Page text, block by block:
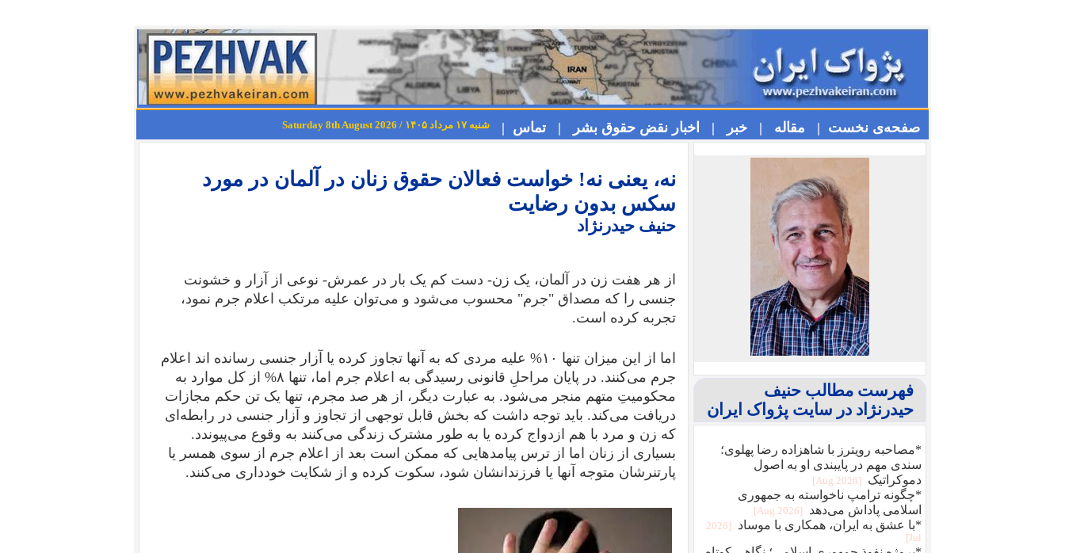
صفحه‌ی نخست | مقاله | خبر | اخبار نقض حقوق بشر | تماس | شنبه ۱۷ مرداد ۱۴۰۵ / Saturday 8th August 2026
نه، یعنی نه! خواست فعالان حقوق زنان در آلمان در مورد
سکس بدون رضایت
حنیف حیدرنژاد
از هر هفت زن در آلمان، یک زن- دست کم یک بار در عمرش- نوعی از آزار و خشونت
جنسی را که مصداق "جرم" محسوب می‌شود و می‌توان علیه مرتکب اعلام جرم نمود،
تجربه کرده است.
اما از این میزان تنها ۱۰% علیه مردی که به آنها تجاوز کرده یا آزار جنسی رسانده اند اعلام
جرم می‌کنند. در پایان مراحلِ قانونی رسیدگی به اعلام جرم اما، تنها ۸% از کل موارد به
محکومیتِ متهم منجر می‌شود. به عبارت دیگر، از هر صد مجرم، تنها یک تن حکم مجازات
دریافت می‌کند. باید توجه داشت که بخش قابل توجهی از تجاوز و آزار جنسی در رابطه‌ای
که زن و مرد با هم ازدواج کرده یا به طور مشترک زندگی می‌کنند به وقوع می‌پیوندد.
بسیاری از زنان اما از ترس پیامدهایی که ممکن است بعد از اعلام جرم از سوی همسر یا
پارتنرشان متوجه آنها یا فرزندانشان شود، سکوت کرده و از شکایت خودداری می‌کنند.
فهرست مطالب حنیف
حیدرنژاد در سایت پژواک ایران
*مصاحبه رویترز با شاهزاده رضا پهلوی؛
سندی مهم در پایبندی او به اصول
دموکراتیک
[2026 Aug]
*چگونه ترامپ ناخواسته به جمهوری
اسلامی پاداش می‌دهد
[2026 Aug]
*با عشق به ایران، همکاری با موساد
[2026
Jul]